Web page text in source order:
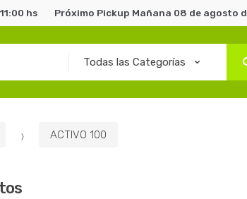
hs Próximo Pickup Mañana 08 de agosto
ACTIVO 100